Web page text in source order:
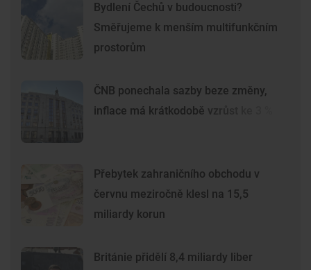
Bydlení Čechů v budoucnosti?
Směřujeme k menším multifunkčním
prostorům
ČNB ponechala sazby beze změny,
inflace má krátkodobě vzrůst ke 3 %
Přebytek zahraničního obchodu v
červnu meziročně klesl na 15,5
miliardy korun
Británie přidělí 8,4 miliardy liber